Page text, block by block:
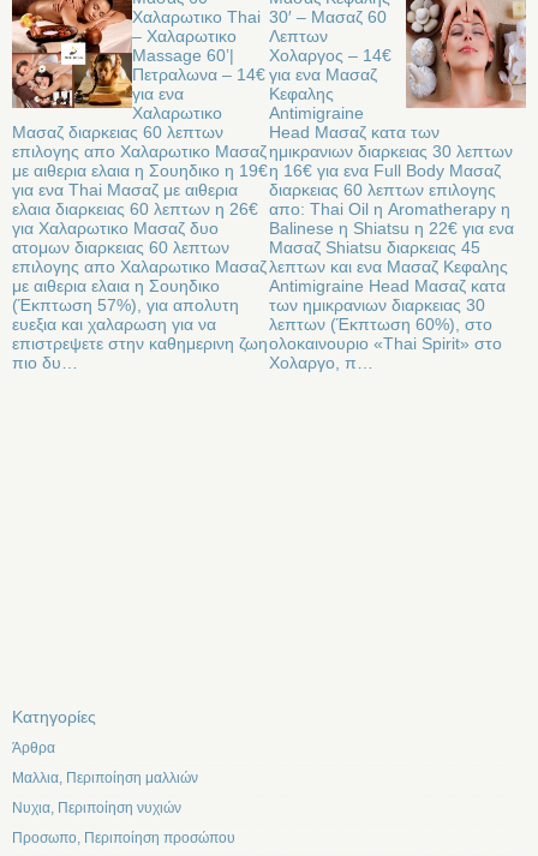
Χαλαρωτικο Thai
– Χαλαρωτικο
Massage 60’|
Πετραλωνα – 14€
για ενα
Χαλαρωτικο
Μασαζ διαρκειας 60 λεπτων
επιλογης απο Χαλαρωτικο Μασαζ
με αιθερια ελαια η Σουηδικο η 19€
για ενα Thai Μασαζ με αιθερια
ελαια διαρκειας 60 λεπτων η 26€
για Χαλαρωτικο Μασαζ δυο
ατομων διαρκειας 60 λεπτων
επιλογης απο Χαλαρωτικο Μασαζ
με αιθερια ελαια η Σουηδικο
(Έκπτωση 57%), για απολυτη
ευεξια και χαλαρωση για να
επιστρεψετε στην καθημερινη ζωη
πιο δυ…
30′ – Μασαζ 60
Λεπτων
Χολαργος – 14€
για ενα Μασαζ
Κεφαλης
Antimigraine
Head Μασαζ κατα των
ημικρανιων διαρκειας 30 λεπτων
η 16€ για ενα Full Body Μασαζ
διαρκειας 60 λεπτων επιλογης
απο: Thai Oil η Aromatherapy η
Balinese η Shiatsu η 22€ για ενα
Μασαζ Shiatsu διαρκειας 45
λεπτων και ενα Μασαζ Κεφαλης
Antimigraine Head Μασαζ κατα
των ημικρανιων διαρκειας 30
λεπτων (Έκπτωση 60%), στο
ολοκαινουριο «Thai Spirit» στο
Χολαργο, π…
Kατηγορίες
Άρθρα
Μαλλια, Περιποίηση μαλλιών
Νυχια, Περιποίηση νυχιών
Προσωπο, Περιποίηση προσώπου